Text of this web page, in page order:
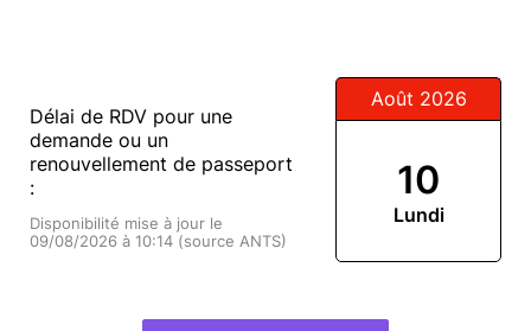
Délai de RDV pour une
demande ou un
renouvellement de passeport
:
Disponibilité mise à jour le
09/08/2026 à 10:14 (source ANTS)
Août 2026
10
Lundi